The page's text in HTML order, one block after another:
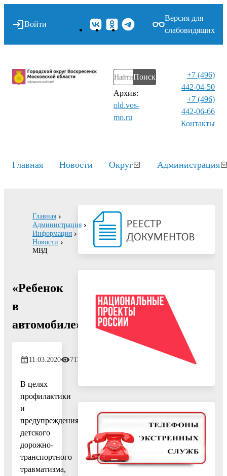
Войти
Версия для
слабовидящих
Поиск
Архив:
old.vos-
mo.ru
+7 (496)
442-04-50
+7 (496)
442-06-66
Контакты⁠
Главная Новости Округ Администрация
Главная
Администрация
Информация
Новости
МВД
«Ребенок
в
автомобиле»
11.03.2020 711
В целях
профилактики
и
предупреждения
детского
дорожно-
транспортного
травматизма,